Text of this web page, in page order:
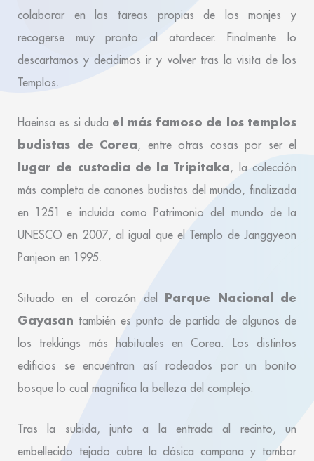
colaborar en las tareas propias de los monjes y
recogerse muy pronto al atardecer. Finalmente lo
descartamos y decidimos ir y volver tras la visita de los
Templos.
Haeinsa es si duda el más famoso de los templos
budistas de Corea, entre otras cosas por ser el
lugar de custodia de la Tripitaka, la colección
más completa de canones budistas del mundo, finalizada
en 1251 e incluida como Patrimonio del mundo de la
UNESCO en 2007, al igual que el Templo de Janggyeon
Panjeon en 1995.
Situado en el corazón del Parque Nacional de
Gayasan también es punto de partida de algunos de
los trekkings más habituales en Corea. Los distintos
edificios se encuentran así rodeados por un bonito
bosque lo cual magnifica la belleza del complejo.
Tras la subida, junto a la entrada al recinto, un
embellecido tejado cubre la clásica campana y tambor